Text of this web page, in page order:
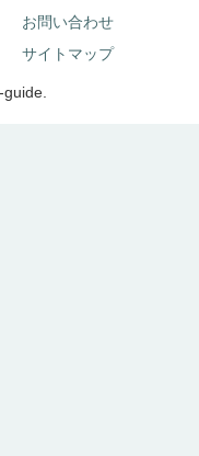
お問い合わせ
サイトマップ